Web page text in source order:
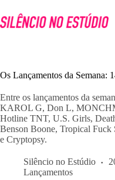
para
o
Os Lançamentos da Semana:
Entre os lançamentos da
KAROL G, Don L,
Hotline TNT, U.S. Girls,
Benson Boone, Tropical
e Cryptopsy.
Silêncio no Estúdio
Lançamentos